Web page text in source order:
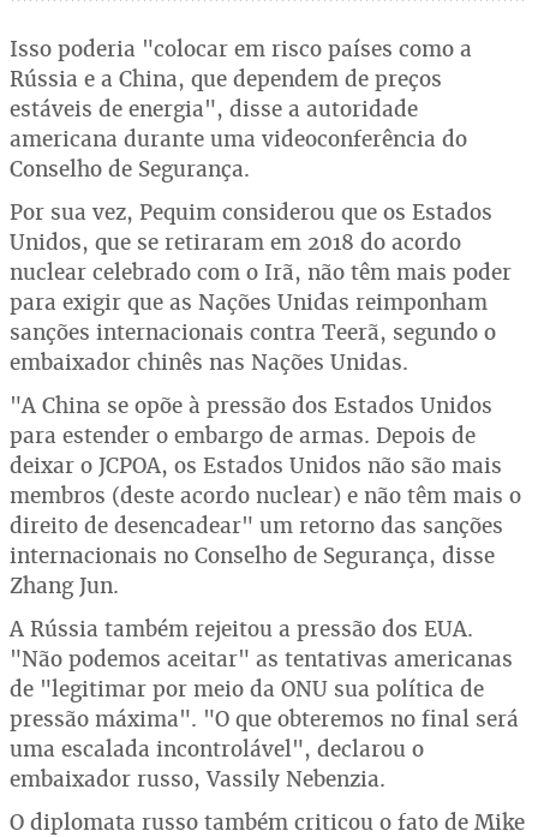
Isso poderia "colocar em risco países como a
Rússia e a China, que dependem de preços
estáveis de energia", disse a autoridade
americana durante uma videoconferência do
Conselho de Segurança.
Por sua vez, Pequim considerou que os Estados
Unidos, que se retiraram em 2018 do acordo
nuclear celebrado com o Irã, não têm mais poder
para exigir que as Nações Unidas reimponham
sanções internacionais contra Teerã, segundo o
embaixador chinês nas Nações Unidas.
"A China se opõe à pressão dos Estados Unidos
para estender o embargo de armas. Depois de
deixar o JCPOA, os Estados Unidos não são mais
membros (deste acordo nuclear) e não têm mais o
direito de desencadear" um retorno das sanções
internacionais no Conselho de Segurança, disse
Zhang Jun.
A Rússia também rejeitou a pressão dos EUA.
"Não podemos aceitar" as tentativas americanas
de "legitimar por meio da ONU sua política de
pressão máxima". "O que obteremos no final será
uma escalada incontrolável", declarou o
embaixador russo, Vassily Nebenzia.
O diplomata russo também criticou o fato de Mike